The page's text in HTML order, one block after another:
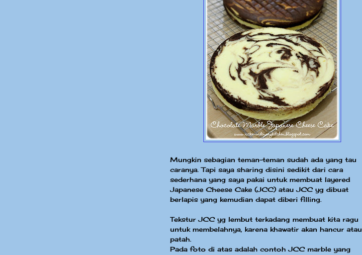
Mungkin sebagian teman-teman sudah ada yang tau
caranya. Tapi saya sharing disini sedikit dari cara
sederhana yang saya pakai untuk membuat layered
Japanese Cheese Cake (JCC) atau JCC yg dibuat
berlapis yang kemudian dapat diberi filling.
Tekstur JCC yg lembut terkadang membuat kita ragu
untuk membelahnya, karena khawatir akan hancur atau
patah.
Pada foto di atas adalah contoh JCC marble yang